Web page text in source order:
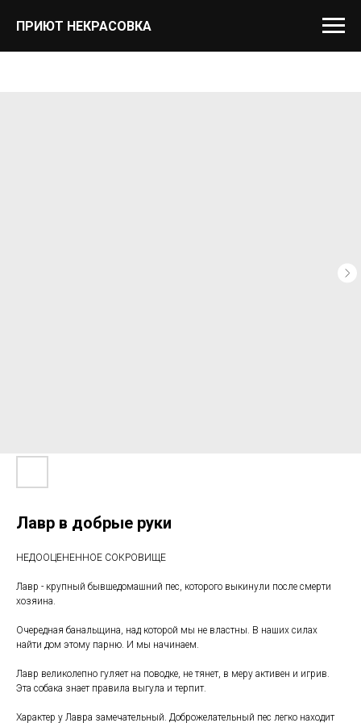
ПРИЮТ НЕКРАСОВКА
Лавр в добрые руки
НЕДООЦЕНЕННОЕ СОКРОВИЩЕ
Лавр - крупный бывшедомашний пес, которого выкинули после смерти
хозяина.
Очередная банальщина, над которой мы не властны. В наших силах
найти дом этому парню. И мы начинаем.
Лавр великолепно гуляет на поводке, не тянет, в меру активен и игрив.
Эта собака знает правила выгула и терпит.
Характер у Лавра замечательный. Доброжелательный пес легко находит